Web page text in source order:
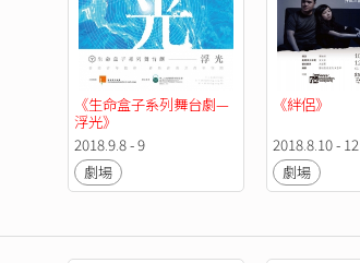
《生命盒子系列舞台劇—
浮光》
2018.9.8 - 9
劇場
《絆侶》
2018.8.10 - 12
劇場